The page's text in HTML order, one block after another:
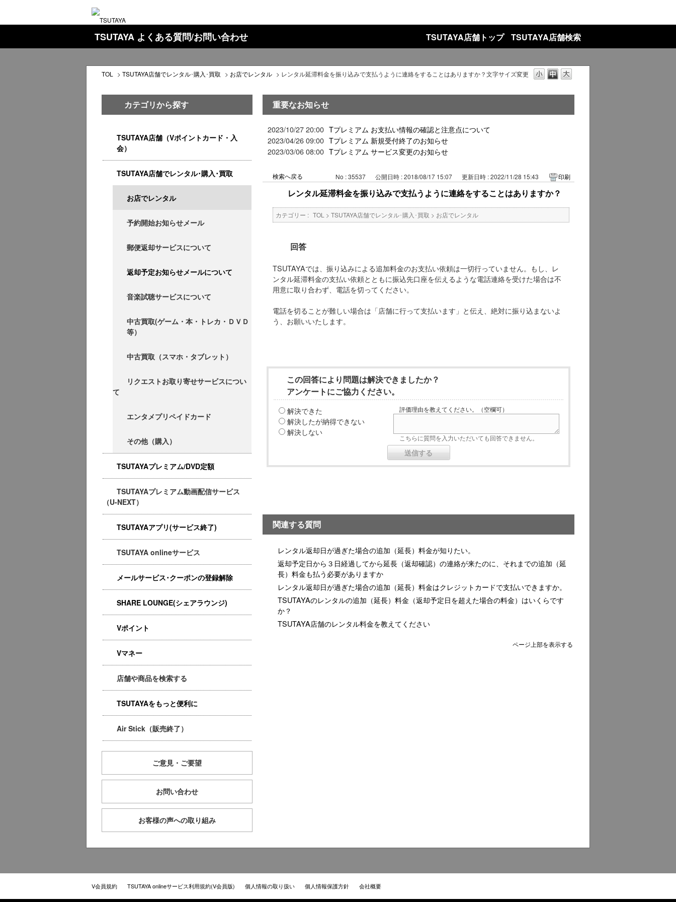
TSUTAYA よくある質問/お問い合わせ TSUTAYA店舗トップ TSUTAYA店舗検索
文字サイズ変更
TOL > TSUTAYA店舗でレンタル･購入･買取 > お店でレンタル > レンタル延滞料金を振り込みで支払うように連絡をすることはありますか？
カテゴリから探す
TSUTAYA店舗（Vポイントカード・入
会）
TSUTAYA店舗でレンタル･購入･買取
お店でレンタル
予約開始お知らせメール
郵便返却サービスについて
返却予定お知らせメールについて
音楽試聴サービスについて
中古買取(ゲーム・本・トレカ・ＤＶＤ
等）
中古買取（スマホ・タブレット）
リクエストお取り寄せサービスについ
て
エンタメプリペイドカード
その他（購入）
TSUTAYAプレミアム/DVD定額
TSUTAYAプレミアム動画配信サービス
（U-NEXT）
TSUTAYAアプリ(サービス終了)
TSUTAYA onlineサービス
メールサービス･クーポンの登録解除
SHARE LOUNGE(シェアラウンジ)
Vポイント
Vマネー
店舗や商品を検索する
TSUTAYAをもっと便利に
Air Stick（販売終了）
ご意見・ご要望
お問い合わせ
お客様の声への取り組み
重要なお知らせ
2023/10/27 20:00 Tプレミアム お支払い情報の確認と注意点について
2023/04/26 09:00 Tプレミアム 新規受付終了のお知らせ
2023/03/06 08:00 Tプレミアム サービス変更のお知らせ
検索へ戻る No : 35537 公開日時 : 2018/08/17 15:07 更新日時 : 2022/11/28 15:43 印刷
レンタル延滞料金を振り込みで支払うように連絡をすることはありますか？
カテゴリー : TOL > TSUTAYA店舗でレンタル･購入･買取 > お店でレンタル
回答
TSUTAYAでは、振り込みによる追加料金のお支払い依頼は一切行っていません。もし、レ
ンタル延滞料金の支払い依頼とともに振込先口座を伝えるような電話連絡を受けた場合は不
用意に取り合わず、電話を切ってください。
電話を切ることが難しい場合は「店舗に行って支払います」と伝え、絶対に振り込まないよ
う、お願いいたします。
この回答により問題は解決できましたか？
アンケートにご協力ください。
解決できた
解決したが納得できない
解決しない
評価理由を教えてください。（空欄可）
こちらに質問を入力いただいても回答できません。
関連する質問
レンタル返却日が過ぎた場合の追加（延長）料金が知りたい。
返却予定日から３日経過してから延長（返却確認）の連絡が来たのに、それまでの追加（延
長）料金も払う必要がありますか
レンタル返却日が過ぎた場合の追加（延長）料金はクレジットカードで支払いできますか。
TSUTAYAのレンタルの追加（延長）料金（返却予定日を超えた場合の料金）はいくらです
か？
TSUTAYA店舗のレンタル料金を教えてください
ページ上部を表示する
V会員規約 TSUTAYA onlineサービス利用規約(V会員版) 個人情報の取り扱い 個人情報保護方針 会社概要